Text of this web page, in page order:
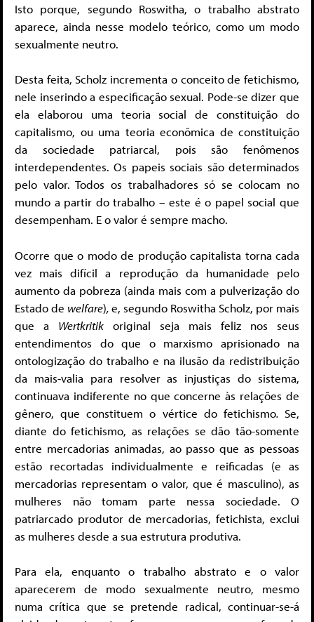
Isto porque, segundo Roswitha, o trabalho abstrato
aparece, ainda nesse modelo teórico, como um modo
sexualmente neutro.
Desta feita, Scholz incrementa o conceito de fetichismo,
nele inserindo a especificação sexual. Pode-se dizer que
ela elaborou uma teoria social de constituição do
capitalismo, ou uma teoria econômica de constituição
da sociedade patriarcal, pois são fenômenos
interdependentes. Os papeis sociais são determinados
pelo valor. Todos os trabalhadores só se colocam no
mundo a partir do trabalho – este é o papel social que
desempenham. E o valor é sempre macho.
Ocorre que o modo de produção capitalista torna cada
vez mais difícil a reprodução da humanidade pelo
aumento da pobreza (ainda mais com a pulverização do
Estado de welfare),e, segundo Roswitha Scholz, por mais
que a Wertkritik original seja mais feliz nos seus
entendimentos do que o marxismo aprisionado na
ontologização do trabalho e na ilusão da redistribuição
da mais-valia para resolver as injustiças do sistema,
continuava indiferente no que concerne às relações de
gênero, que constituem o vértice do fetichismo. Se,
diante do fetichismo, as relações se dão tão-somente
entre mercadorias animadas, ao passo que as pessoas
estão recortadas individualmente e reificadas (e as
mercadorias representam o valor, que é masculino), as
mulheres não tomam parte nessa sociedade. O
patriarcado produtor de mercadorias, fetichista, exclui
as mulheres desde a sua estrutura produtiva.
Para ela, enquanto o trabalho abstrato e o valor
aparecerem de modo sexualmente neutro, mesmo
numa crítica que se pretende radical, continuar-se-á